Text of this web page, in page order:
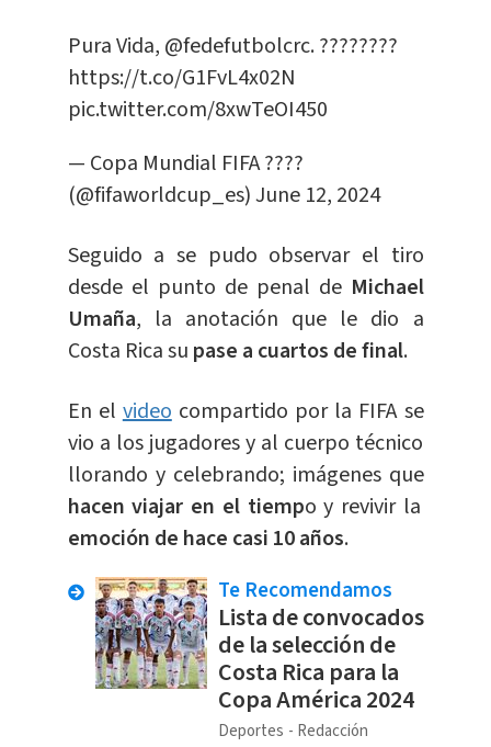
Pura Vida, @fedefutbolcrc. ????????
https://t.co/G1FvL4x02N
pic.twitter.com/8xwTeOI450
— Copa Mundial FIFA ????
(@fifaworldcup_es)June 12, 2024
Seguido a se pudo observar el tiro
desde el punto de penal deMichael
Umaña, la anotación que le dio a
Costa Rica su pase a cuartos de final.
En elvideocompartido por la FIFA se
vio a los jugadores y al cuerpo técnico
llorando y celebrando; imágenes que
hacen viajar en el tiempo y revivir la
emoción de hace casi 10 años.
Te Recomendamos
Lista de convocados
de la selección de
Costa Rica para la
Copa América 2024
Deportes
Redacción